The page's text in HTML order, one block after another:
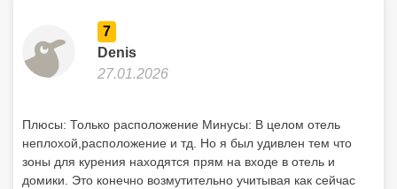
7
Denis
27.01.2026
Плюсы: Только расположение Минусы: В целом отель
неплохой,расположение и тд. Но я был удивлен тем что
зоны для курения находятся прям на входе в отель и
домики. Это конечно возмутительно учитывая как сейчас